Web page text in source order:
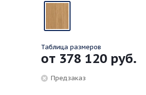
Таблица размеров
от 378 120 руб.
Предзаказ